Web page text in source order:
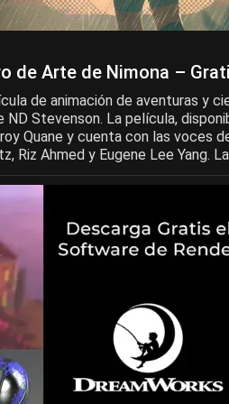
de Arte de Nimona –
de animación de aventuras y
ND Stevenson. La película,
Quane y cuenta con las voces
Riz Ahmed y Eugene Lee Yang.